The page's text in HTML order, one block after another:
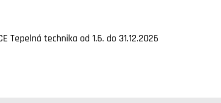
Tepelná technika od 1.6. do 31.12.2026